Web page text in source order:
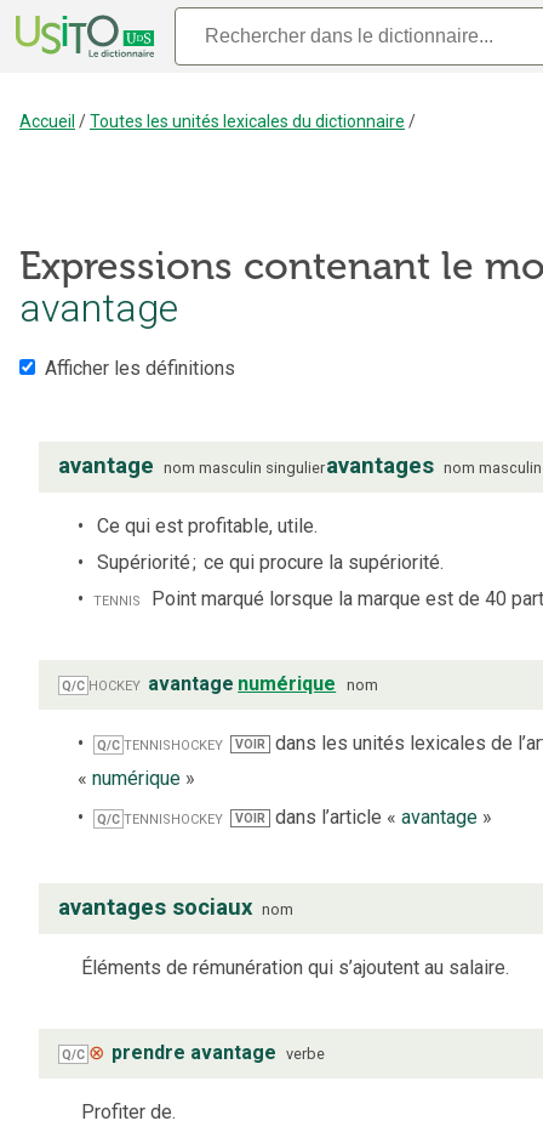
Accueil /Toutes les unités lexicales du dictionnaire /
Expressions contenant le
avantage
Afficher les définitions
avantage nom masculin singulieravantages nom masculin
Ce qui est profitable, utile.
Supériorité; ce qui procure la supériorité.
tennis Point marqué lorsque la marque est de 40
Q/C hockey avantage numérique nom
Q/C tennishockey VOIR
dans les unités lexicales de
« numérique »
Q/C tennishockey VOIR dans l’article «avantage »
avantages sociaux nom
Éléments de rémunération qui s’ajoutent au salaire.
Q/C ⊗ prendre avantage verbe
Profiter de.